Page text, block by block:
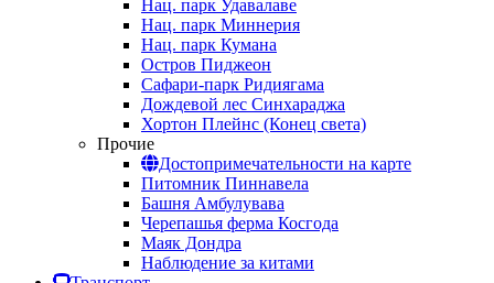
Нац. парк Удавалаве
Нац. парк Миннерия
Нац. парк Кумана
Остров Пиджеон
Сафари-парк Ридиягама
Дождевой лес Синхараджа
Хортон Плейнс (Конец света)
Прочие
Достопримечательности на карте
Питомник Пиннавела
Башня Амбулувава
Черепашья ферма Косгода
Маяк Дондра
Наблюдение за китами